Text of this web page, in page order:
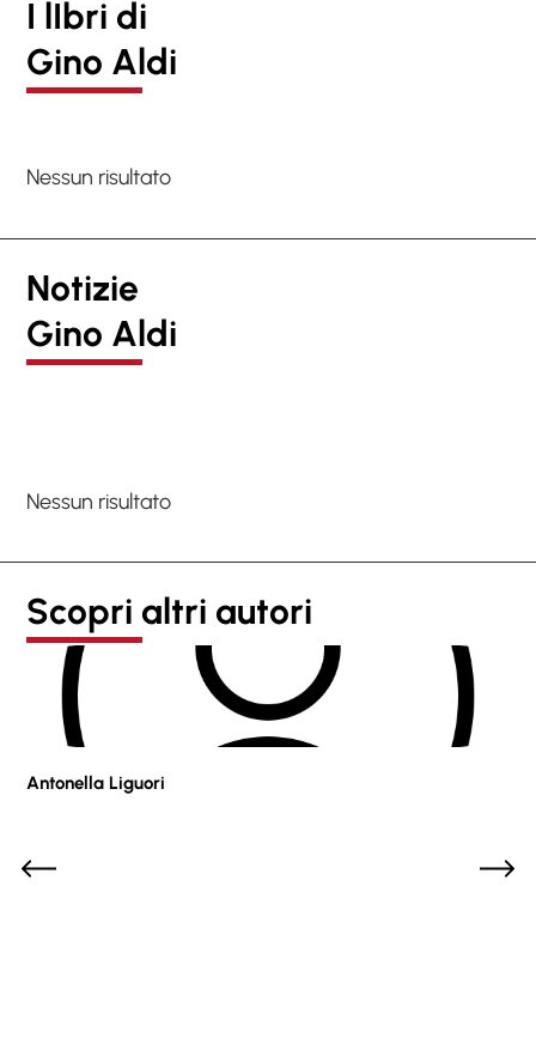
I lIbri di
Gino Aldi
Nessun risultato
Notizie
Gino Aldi
Nessun risultato
Scopri altri autori
Antonella Liguori